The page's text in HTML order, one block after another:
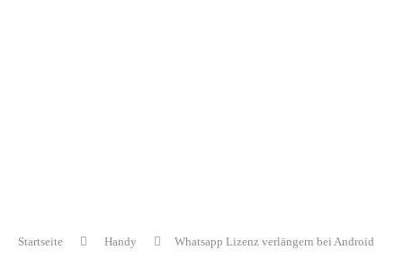
Startseite Handy Whatsapp Lizenz verlängern bei Android